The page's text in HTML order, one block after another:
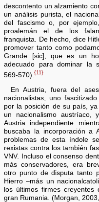
descontento un alzamiento
un análisis purista, el
del fascismo o, por
proalemán el de los
franquista. De hecho, dice
promover tanto como
Grande [sic], que es un
adecuado para dominar la
569-570).{11}
En Austria, fuera del
nacionalistas, uno
por la posición de su país,
un nacionalismo austríaco,
Austria independiente
buscaba la incorporación a
problemas de esta índole
rexistas contra los también
VNV. Incluso el consenso
más conservadores, era
otro punto de disputa tanto
Hierro –más un
los últimos firmes
gran Rumania. (Morgan,